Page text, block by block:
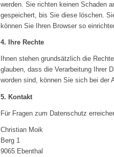
werden. Sie richten keinen Schaden
gespeichert, bis Sie diese löschen.
können Sie Ihren Browser so
4. Ihre Rechte
Ihnen stehen grundsätzlich die
glauben, dass die Verarbeitung Ihrer
worden sind, können Sie sich bei der
5. Kontakt
Für Fragen zum Datenschutz
Christian Moik
Berg 1
9065 Ebenthal